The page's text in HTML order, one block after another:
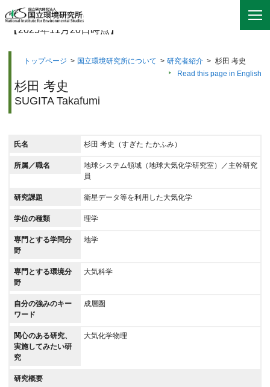
【2025年11月20日時点】
トップページ > 国立環境研究所について > 研究者紹介 > 杉田 考史
Read this page in English
杉田 考史
SUGITA Takafumi
氏名 杉田 考史（すぎた たかふみ）
所属／職名
地球システム領域（地球大気化学研究室）／主幹研究
員
研究課題 衛星データ等を利用した大気化学
学位の種類 理学
専門とする学問分
野
地学
専門とする環境分
野
大気科学
自分の強みのキー
ワード
成層圏
関心のある研究、
実施してみたい研
究
大気化学物理
研究概要